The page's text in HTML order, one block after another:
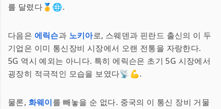
를 달렸다🥇🌐.
다음은 에릭슨과 노키아로, 스웨덴과 핀란드 출신의 이 두
기업은 이미 통신장비 시장에서 오랜 전통을 자랑한다.
5G 역시 예외는 아니다. 특히 에릭슨은 초기 5G 시장에서
굉장히 적극적인 모습을 보였다📡💪.
물론, 화웨이를 빼놓을 순 없다. 중국의 이 통신 장비 거물